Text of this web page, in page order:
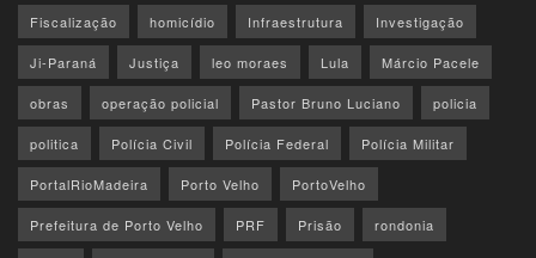
Fiscalização homicídio Infraestrutura Investigação
Ji-Paraná Justiça leo moraes Lula Márcio Pacele
obras operação policial Pastor Bruno Luciano policia
politica Polícia Civil Polícia Federal Polícia Militar
PortalRioMadeira Porto Velho PortoVelho
Prefeitura de Porto Velho PRF Prisão rondonia